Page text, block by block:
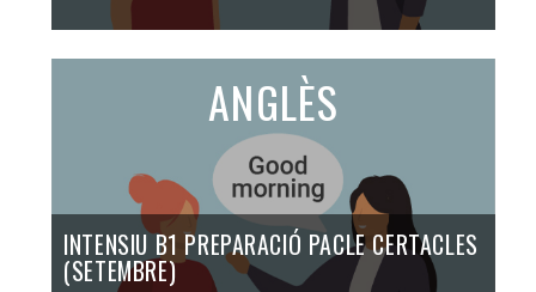
ANGLÈS
INTENSIU B1 PREPARACIÓ PACLE CERTACLES
(SETEMBRE)